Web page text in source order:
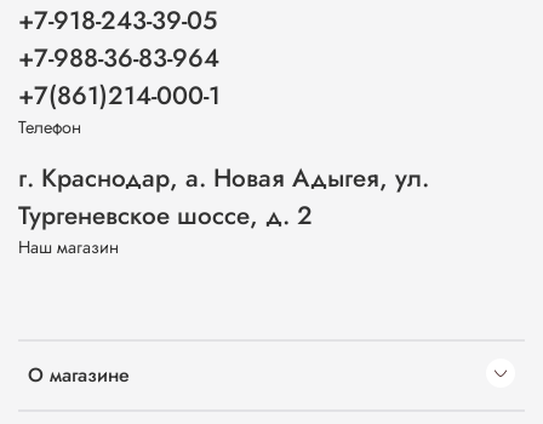
О магазине
+7-918-243-39-05
+7-988-36-83-964
+7(861)214-000-1
Телефон
г. Краснодар, а. Новая Адыгея, ул.
Тургеневское шоссе, д. 2
Наш магазин